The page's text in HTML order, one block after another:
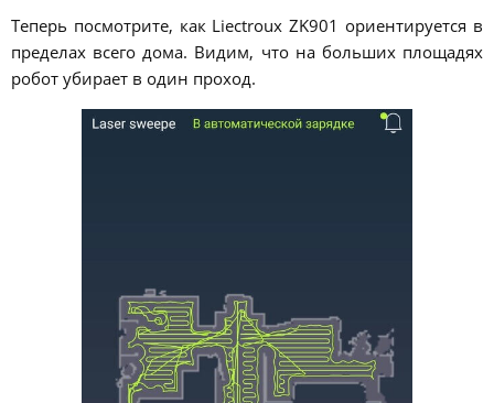
Теперь посмотрите, как Liectroux ZK901 ориентируется в
пределах всего дома. Видим, что на больших площадях
робот убирает в один проход.